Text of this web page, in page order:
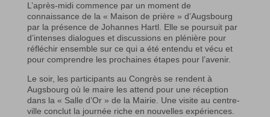
L’après-midi commence par un moment de
connaissance de la « Maison de prière » d’Augsbourg
par la présence de Johannes Hartl. Elle se poursuit par
d’intenses dialogues et discussions en plénière pour
réfléchir ensemble sur ce qui a été entendu et vécu et
pour comprendre les prochaines étapes pour l’avenir.
Le soir, les participants au Congrès se rendent à
Augsbourg où le maire les attend pour une réception
dans la « Salle d’Or » de la Mairie. Une visite au centre-
ville conclut la journée riche en nouvelles expériences.